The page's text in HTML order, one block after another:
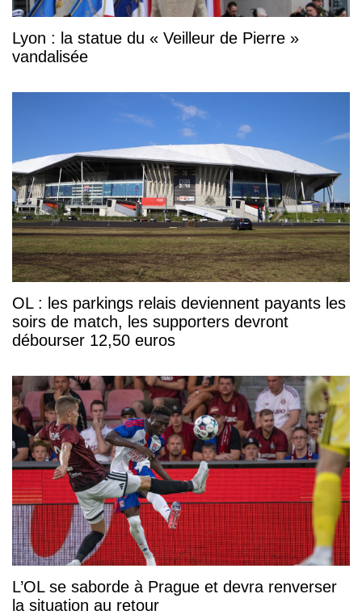
Lyon : la statue du « Veilleur de Pierre »
vandalisée
OL : les parkings relais deviennent payants les
soirs de match, les supporters devront
débourser 12,50 euros
L’OL se saborde à Prague et devra renverser
la situation au retour